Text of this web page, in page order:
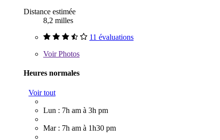
Distance estimée
8,2 milles
11 évaluations
VoirPhotos
Heures normales
Voir tout
Lun : 7h am à 3h pm
Mar : 7h am à 1h30 pm